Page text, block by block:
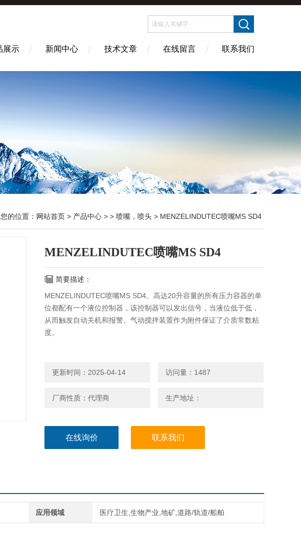
展示 新闻中心 技术文章 在线留言 联系我们
您的位置： 网站首页 > 产品中心 > > 喷嘴，喷头 > MENZELINDUTEC喷嘴MS SD4
MENZELINDUTEC喷嘴MS SD4
简要描述：
MENZELINDUTEC喷嘴MS SD4。高达20升容量的所有压力容器的单
位都配有一个液位控制器，该控制器可以发出信号，当液位低于低，
从而触发自动关机和报警。气动搅拌装置作为附件保证了介质常数粘
度。
更新时间：2025-04-14 访问量：1487
厂商性质：代理商 生产地址：
在线询价 联系我们
应用领域 医疗卫生,生物产业,地矿,道路/轨道/船舶